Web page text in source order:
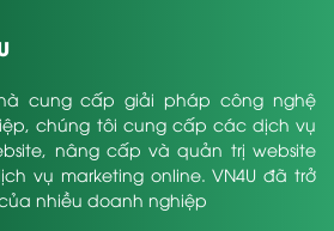
cung cấp giải pháp công nghệ
chúng tôi cung cấp các dịch vụ
nâng cấp và quản trị website
vụ marketing online. VN4U đã trở
nhiều doanh nghiệp